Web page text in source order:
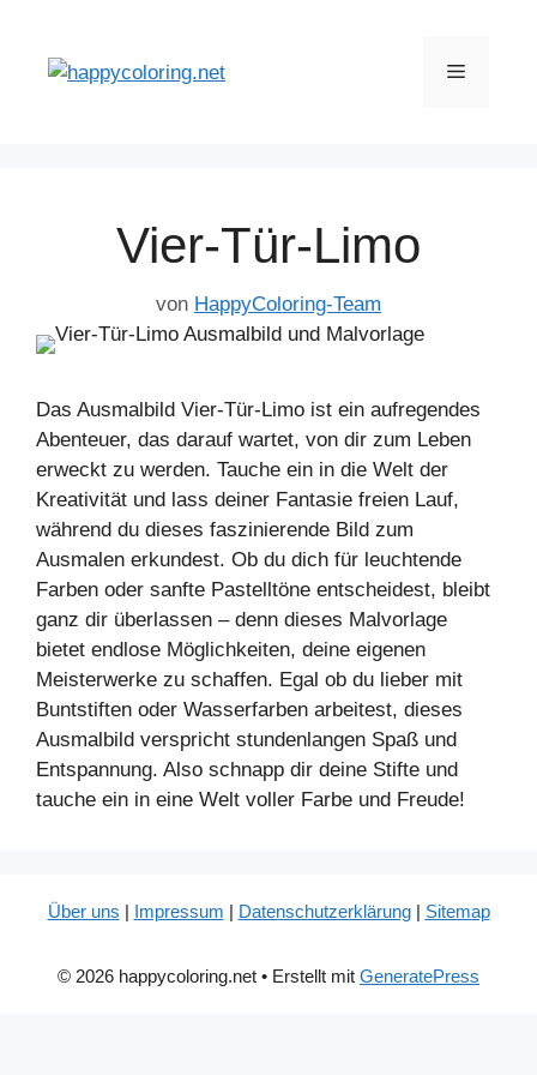
springen
Menü
Vier-Tür-Limo
von HappyColoring-Team
Das Ausmalbild Vier-Tür-Limo ist ein aufregendes
Abenteuer, das darauf wartet, von dir zum Leben
erweckt zu werden. Tauche ein in die Welt der
Kreativität und lass deiner Fantasie freien Lauf,
während du dieses faszinierende Bild zum
Ausmalen erkundest. Ob du dich für leuchtende
Farben oder sanfte Pastelltöne entscheidest, bleibt
ganz dir überlassen – denn dieses Malvorlage
bietet endlose Möglichkeiten, deine eigenen
Meisterwerke zu schaffen. Egal ob du lieber mit
Buntstiften oder Wasserfarben arbeitest, dieses
Ausmalbild verspricht stundenlangen Spaß und
Entspannung. Also schnapp dir deine Stifte und
tauche ein in eine Welt voller Farbe und Freude!
Über uns | Impressum | Datenschutzerklärung| Sitemap
© 2026 happycoloring.net • Erstellt mit GeneratePress